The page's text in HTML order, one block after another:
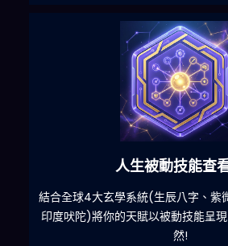
人生被動技能查
結合全球4大玄學系統(生辰八字、紫
印度吠陀)將你的天賦以被動技能呈
然!